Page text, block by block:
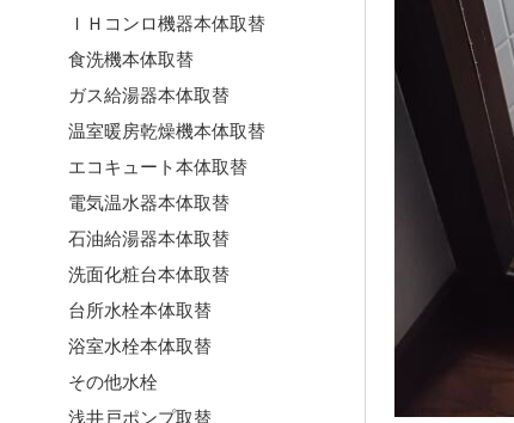
ＩＨコンロ機器本体取替
食洗機本体取替
ガス給湯器本体取替
温室暖房乾燥機本体取替
エコキュート本体取替
電気温水器本体取替
石油給湯器本体取替
洗面化粧台本体取替
台所水栓本体取替
浴室水栓本体取替
その他水栓
浅井戸ポンプ取替